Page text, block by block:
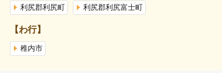
利尻郡利尻町 利尻郡利尻富士町
【わ行】
稚内市